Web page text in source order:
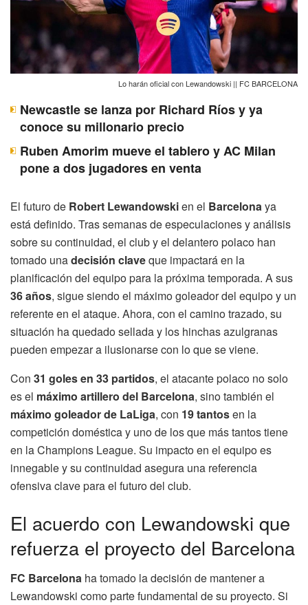
Lo harán oficial con Lewandowski || FC BARCELONA
Newcastle se lanza por Richard Ríos y ya
conoce su millonario precio
Ruben Amorim mueve el tablero y AC Milan
pone a dos jugadores en venta
El futuro de Robert Lewandowskien el Barcelonaya
está definido. Tras semanas de especulaciones y análisis
sobre su continuidad, el club y el delantero polaco han
tomado unadecisión claveque impactará en la
planificación del equipo para la próxima temporada. A sus
36 años, sigue siendo el máximo goleador del equipo y un
referente en el ataque. Ahora, con el camino trazado, su
situación ha quedado sellada y los hinchas azulgranas
pueden empezar a ilusionarse con lo que se viene.
Con 31 goles en 33 partidos, el atacante polaco no solo
es el máximo artillero del Barcelona, sino también el
máximo goleador de LaLiga, con 19 tantosen la
competición doméstica y uno de los que más tantos tiene
en la Champions League. Su impacto en el equipo es
innegable y su continuidad asegura una referencia
ofensiva clave para el futuro del club.
El acuerdo con Lewandowski que
refuerza el proyecto del Barcelona
FC Barcelona ha tomado la decisión de mantener a
Lewandowski como parte fundamental de su proyecto. Si